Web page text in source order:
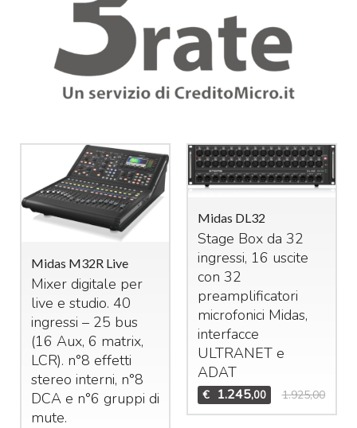
Midas M32R Live
Mixer digitale per
live e studio. 40
ingressi – 25 bus
(16 Aux, 6 matrix,
LCR). n°8 effetti
stereo interni, n°8
DCAe n°6 gruppi di
mute.
Midas DL32
Stage Box da 32
ingressi, 16 uscite
con 32
preamplificatori
microfonici Midas,
interfacce
ULTRANETe
ADAT
€ 1.245,00 1.925,00